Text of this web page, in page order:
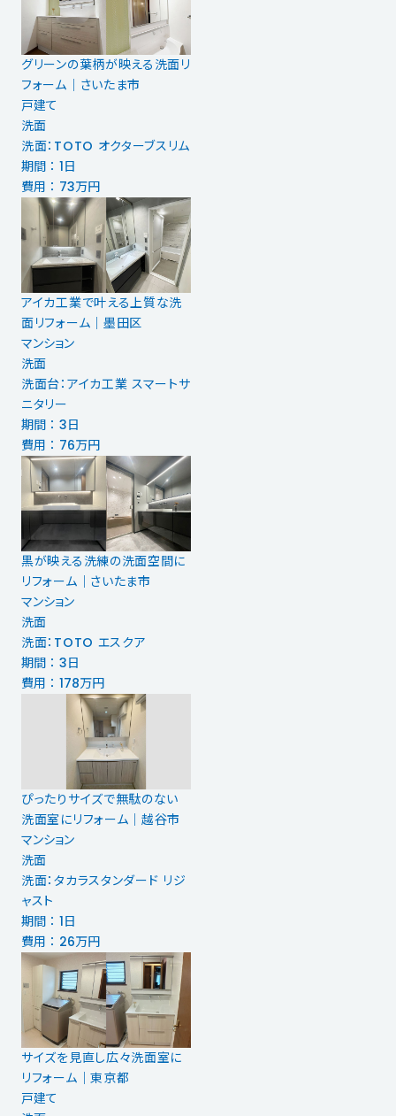
グリーンの葉柄が映える洗面リ
フォーム｜さいたま市
戸建て
洗面
洗面：TOTO オクターブスリム
期間 ： 1日
費用 ： 73万円
アイカ工業で叶える上質な洗
面リフォーム｜墨田区
マンション
洗面
洗面台：アイカ工業 スマートサ
ニタリー
期間 ： 3日
費用 ： 76万円
黒が映える洗練の洗面空間に
リフォーム｜さいたま市
マンション
洗面
洗面：TOTO エスクア
期間 ： 3日
費用 ： 178万円
ぴったりサイズで無駄のない
洗面室にリフォーム｜越谷市
マンション
洗面
洗面：タカラスタンダード リジ
ャスト
期間 ： 1日
費用 ： 26万円
サイズを見直し広々洗面室に
リフォーム｜東京都
戸建て